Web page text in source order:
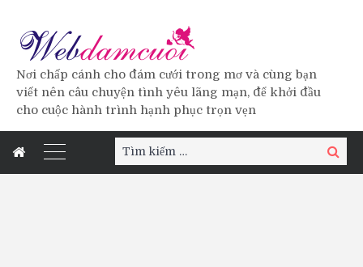
Nơi chấp cánh cho đám cưới trong mơ và cùng bạn
viết nên câu chuyện tình yêu lãng mạn, để khởi đầu
cho cuộc hành trình hạnh phục trọn vẹn
Tìm
kiếm:
Tìm
kiếm